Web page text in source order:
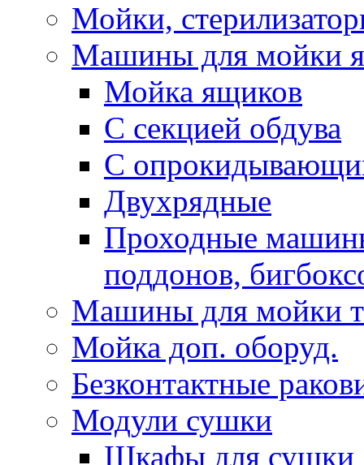
Мойки,
Машины для мойки
Мойка ящиков
С секцией обдува
С
Двухрядные
Проходныe
поддонов,
Машины для мойки
Мойка доп. оборуд.
Безконтактные
Модули сушки
Шкафы для сушки